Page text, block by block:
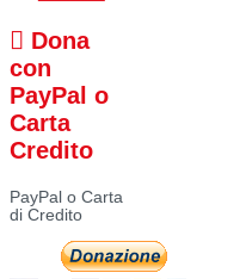
Dona
con
PayPal o
Carta
Credito
PayPal o Carta
di Credito